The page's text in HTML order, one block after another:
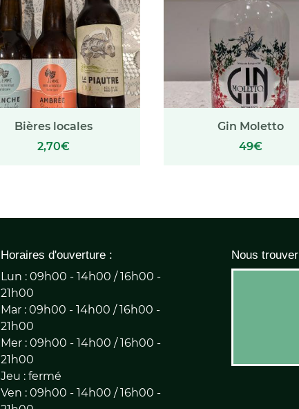
Bières locales
2,70€
Gin Moletto
49€
Horaires d'ouverture :
Lun : 09h00 - 14h00 / 16h00 -
21h00
Mar : 09h00 - 14h00 / 16h00 -
21h00
Mer : 09h00 - 14h00 / 16h00 -
21h00
Jeu : fermé
Ven : 09h00 - 14h00 / 16h00 -
Nous trouver